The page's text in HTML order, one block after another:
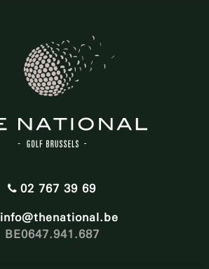
02 767 39 69
info@thenational.be
BE0647.941.687